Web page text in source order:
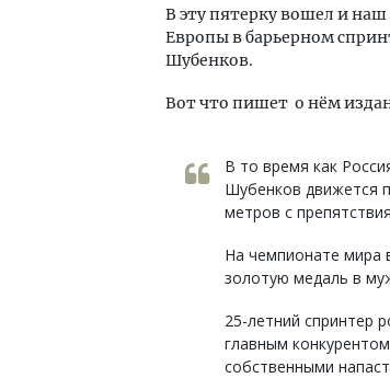
В эту пятерку вошел и
Европы в барьерном
Шубенков.
Вот что пишет о нём
В то время как
Шубенков движется
метров с
На чемпионате мира
золотую медаль в
25-летний спринтер
главным
собственными